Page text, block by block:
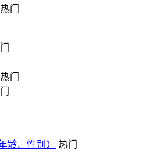
热门
热门
龄、性别）
热门